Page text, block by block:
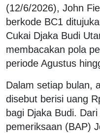
(12/6/2026), John
berkode BC1
Cukai Djaka Budi
membacakan pola
periode Agustus
Dalam setiap bulan,
disebut berisi uang
bagi Djaka Budi.
pemeriksaan (BAP)